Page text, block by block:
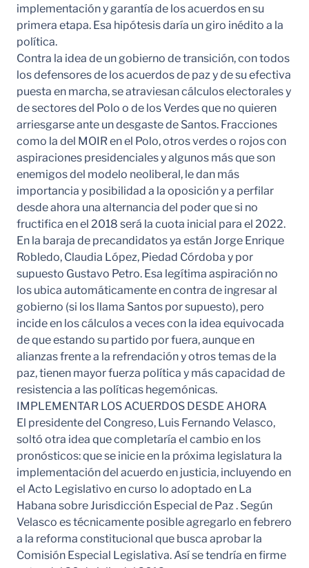
implementación y garantía de los acuerdos en su
primera etapa. Esa hipótesis daría un giro inédito a la
política.
Contra la idea de un gobierno de transición, con todos
los defensores de los acuerdos de paz y de su efectiva
puesta en marcha, se atraviesan cálculos electorales y
de sectores del Polo o de los Verdes que no quieren
arriesgarse ante un desgaste de Santos. Fracciones
como la del MOIR en el Polo, otros verdes o rojos con
aspiraciones presidenciales y algunos más que son
enemigos del modelo neoliberal, le dan más
importancia y posibilidad a la oposición y a perfilar
desde ahora una alternancia del poder que si no
fructifica en el 2018 será la cuota inicial para el 2022.
En la baraja de precandidatos ya están Jorge Enrique
Robledo, Claudia López, Piedad Córdoba y por
supuesto Gustavo Petro. Esa legítima aspiración no
los ubica automáticamente en contra de ingresar al
gobierno (si los llama Santos por supuesto), pero
incide en los cálculos a veces con la idea equivocada
de que estando su partido por fuera, aunque en
alianzas frente a la refrendación y otros temas de la
paz, tienen mayor fuerza política y más capacidad de
resistencia a las políticas hegemónicas.
IMPLEMENTAR LOS ACUERDOS DESDE AHORA
El presidente del Congreso, Luis Fernando Velasco,
soltó otra idea que completaría el cambio en los
pronósticos: que se inicie en la próxima legislatura la
implementación del acuerdo en justicia, incluyendo en
el Acto Legislativo en curso lo adoptado en La
Habana sobre Jurisdicción Especial de Paz . Según
Velasco es técnicamente posible agregarlo en febrero
a la reforma constitucional que busca aprobar la
Comisión Especial Legislativa. Así se tendría en firme